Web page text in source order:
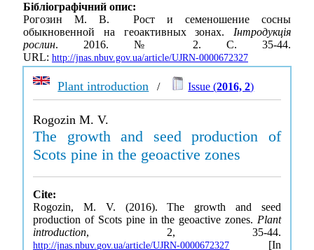
Бібліографічний опис:
Рогозин М. В. Рост и семеношение сосны
обыкновенной на геоактивных зонах. Інтродукція
рослин. 2016. № 2. С. 35-44.
URL: http://jnas.nbuv.gov.ua/article/UJRN-0000672327
Plant introduction / Issue (2016, 2)
Rogozin M. V.
The growth and seed production of
Scots pine in the geoactive zones
Cite:
Rogozin, M. V. (2016). The growth and seed
production of Scots pine in the geoactive zones. Plant
introduction, 2, 35-44.
http://jnas.nbuv.gov.ua/article/UJRN-0000672327 [In